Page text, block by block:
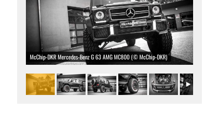
McChip-DKR Mercedes-Benz G 63 AMG MC800 (© McChip-DKR)